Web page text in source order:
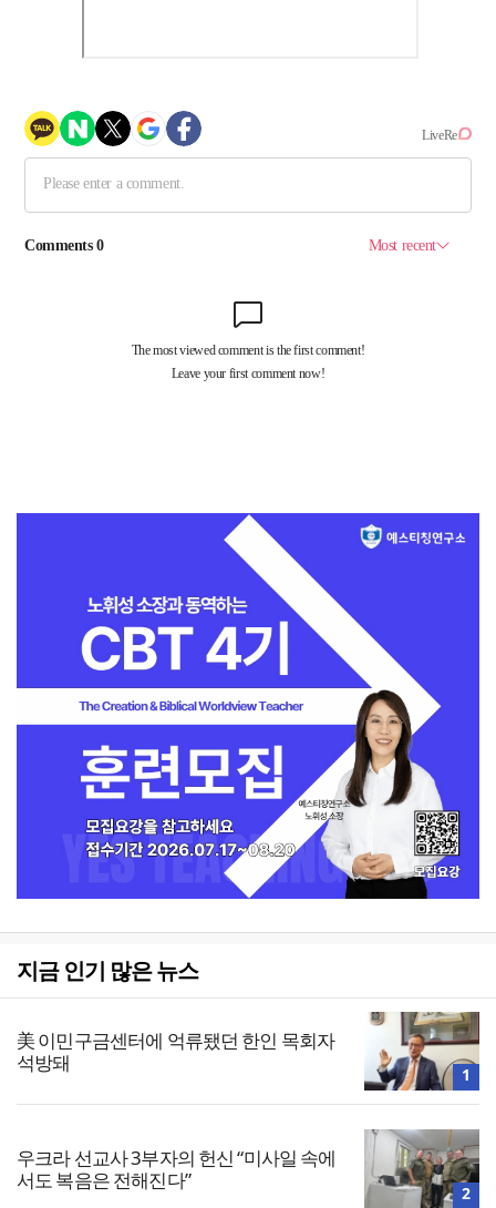
지금 인기 많은 뉴스
美 이민구금센터에 억류됐던 한인 목회자
석방돼
1
우크라 선교사 3부자의 헌신 “미사일 속에
서도 복음은 전해진다”
2